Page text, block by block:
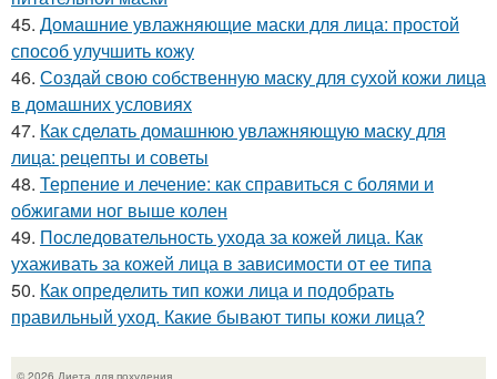
45. Домашние увлажняющие маски для лица: простой
способ улучшить кожу
46. Создай свою собственную маску для сухой кожи лица
в домашних условиях
47. Как сделать домашнюю увлажняющую маску для
лица: рецепты и советы
48. Терпение и лечение: как справиться с болями и
обжигами ног выше колен
49. Последовательность ухода за кожей лица. Как
ухаживать за кожей лица в зависимости от ее типа
50. Как определить тип кожи лица и подобрать
правильный уход. Какие бывают типы кожи лица?
© 2026 Диета для похудения